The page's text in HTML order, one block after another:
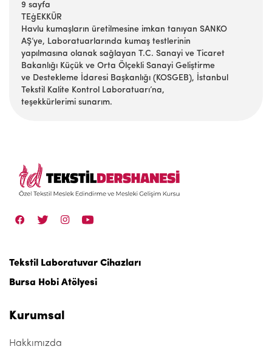
9 sayfa
TEġEKKÜR
Havlu kumaşların üretilmesine imkan tanıyan SANKO
AŞ’ye, Laboratuarlarında kumaş testlerinin
yapılmasına olanak sağlayan T.C. Sanayi ve Ticaret
Bakanlığı Küçük ve Orta Ölçekli Sanayi Geliştirme
ve Destekleme İdaresi Başkanlığı (KOSGEB), İstanbul
Tekstil Kalite Kontrol Laboratuarı’na,
teşekkürlerimi sunarım.
Tekstil Laboratuvar Cihazları
Bursa Hobi Atölyesi
Kurumsal
Hakkımızda